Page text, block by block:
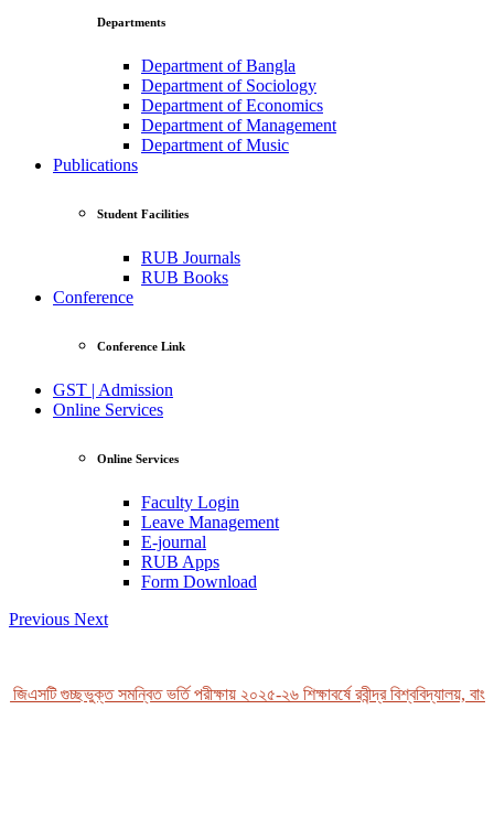
Departments
Department of Bangla
Department of Sociology
Department of Economics
Department of Management
Department of Music
Publications
Student Facilities
RUB Journals
RUB Books
Conference
Conference Link
GST | Admission
Online Services
Online Services
Faculty Login
Leave Management
E-journal
RUB Apps
Form Download
Previous Next
গুচ্ছভুক্ত সমন্বিত ভর্তি পরীক্ষায় ২০২৫-২৬ শিক্ষাবর্ষে রবীন্দ্র বিশ্ববিদ্যালয়,